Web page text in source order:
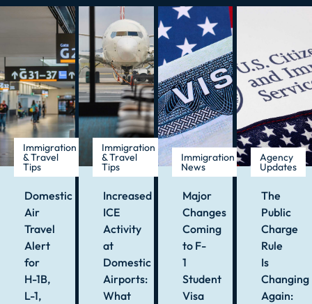
Immigration
& Travel
Tips
Domestic
Air
Travel
Alert
for
H-1B,
L-1,
Immigration
& Travel
Tips
Increased
ICE
Activity
at
Domestic
Airports:
What
Immigration
News
Major
Changes
Coming
to F-
1
Student
Visa
Agency
Updates
The
Public
Charge
Rule
Is
Changing
Again: